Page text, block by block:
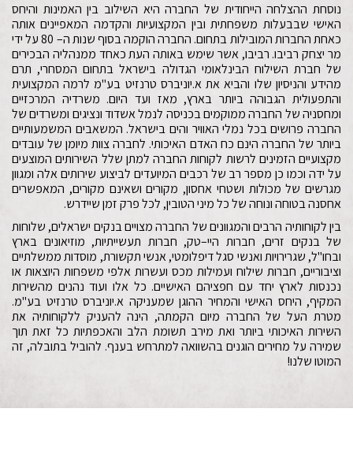
נוסחת ההצלחה הייחודית של החברה היא השילוב בין האמינות והיחס
האישי שבבעלות משפחתית ובין המקצועיות והקדמה המאפיינים אותה
כאחת החברות המובילות בתחום. החברה הוקמה בסוף שנות ה– 80 על ידי
מר יצחק רביבו. רביבו, אשר שימש באותה העת כאחד ממנהליה הבכירים
של חברת השילוח הבינלאומי הגדולה בישראל בתחום המסחרי, תרם
מהידע והניסיון שלו והביא את א.יוניברס טרנזיט בע"מ לרמה המקצועית
והתפעולית הגבוהה ביותר בארץ, מאז ועד היום. משרדיה המרכזיים
ומחסניה של החברה ממוקמים בכניסה לנמל אשדוד ונציגים ומשרדים של
החברה פרושים בכל נמלי האוויר והים בישראל. המשאבים המשמעותיים
ביותר של החברה הינם כח האדם האיכותי. לחברה צוות מיומן של עובדים
מקצועיים הזמינים לרשות לקוחות החברה למתן שלל השירותים המוצעים
על ידה וכמו כן מספר רב של רכבים המיועדים לביצוע שירותים אלה ומגוון
מגרשים של מכולות ושטחי אחסון, מקורים ושאינם מקורים, המאפשרים
אחסנה בטוחה ונוחה של כל מיני הטובין, לכל פרק זמן שיידרש.
בין לקוחותיה הרבים והמגוונים של החברה מצויים בנקים ישראלים, שלוחות
של בנקים זרים, חברות היי–טק, חברות תעשייתיות, מוזיאונים בארץ
ובחו"ל, שגרירויות ואנשי סגל דיפלומטי, אנשי תקשורת, מוסדות ממשלתיים
וציבוריים, חברות שילוח ועמילות מכס ועשרות אלפי משפחות היוצאות או
נכנסות לארץ יחד עם חפציהם האישיים. כל אלו ועוד נהנים מהשירות
המקיף, היחס האישי והמחיר ההוגן שמעניקה א.יוניברס טרנזיט בע"מ.
מטרת העל של החברה מיום הקמתה, הינה להעניק ללקוחותיה את
השירות האיכותי ביותר ואת מירב תשומת הלב והאכפתיות כל זאת תוך
שמירה על מחירים הוגנים בהשוואה למתרחש בענף. להוביל בתובלה, זה
המוטו שלנו!